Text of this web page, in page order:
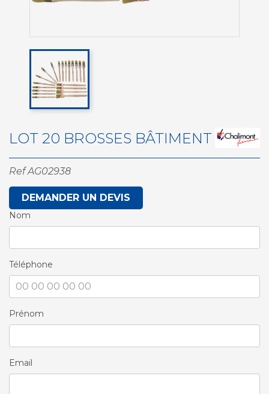
LOT 20 BROSSES BÂTIMENT
Ref AG02938
DEMANDER UN DEVIS
Nom
Téléphone
Prénom
Email